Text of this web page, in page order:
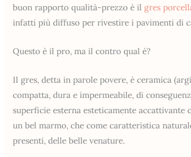
buon rapporto qualità-prezzo è ilgres
infatti più diffuso per rivestire i pavimenti di
Questo è il pro, ma il contro qual è?
Il gres, detta in parole povere, è ceramica
compatta, dura e impermeabile, di
superficie esterna esteticamente accattivante
un bel marmo, che come caratteristica
presenti, delle belle venature.